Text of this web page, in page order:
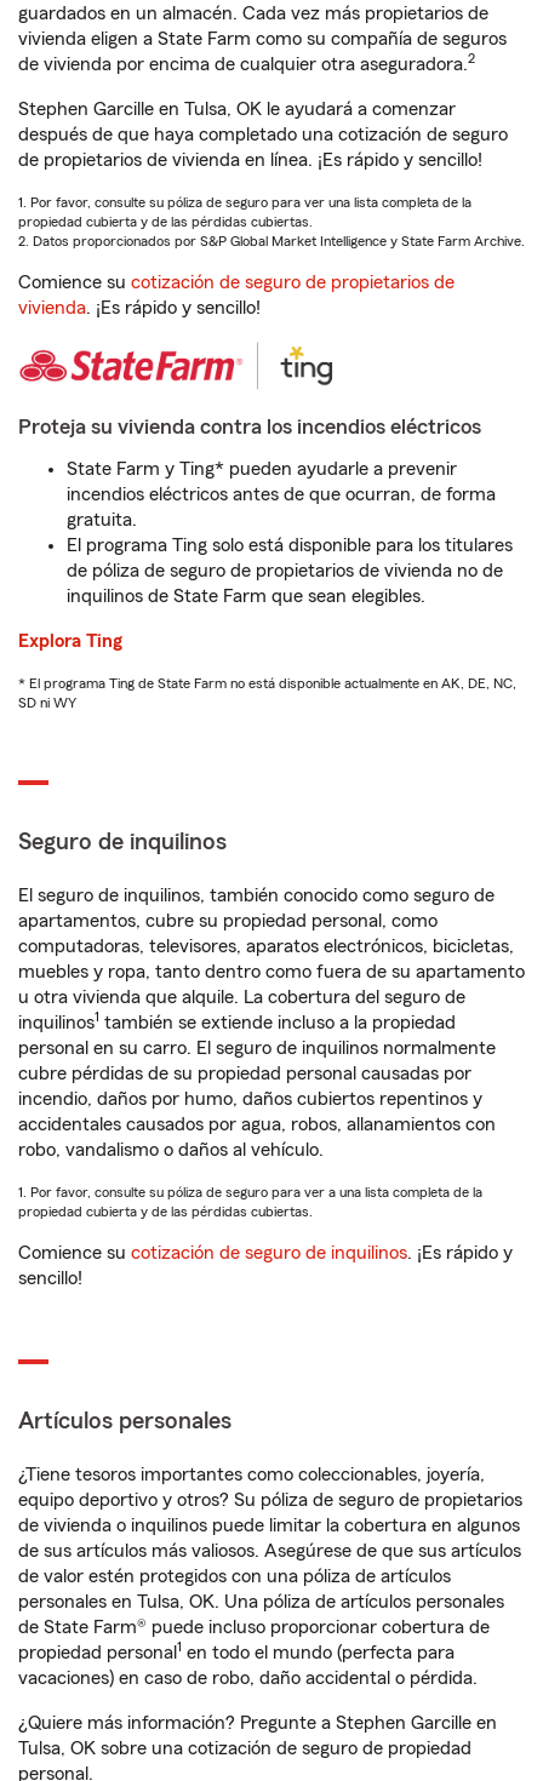
guardados en un almacén. Cada vez más propietarios de
vivienda eligen a State Farm como su compañía de seguros
de vivienda por encima de cualquier otra aseguradora.2
Stephen Garcille en Tulsa, OK le ayudará a comenzar
después de que haya completado una cotización de seguro
de propietarios de vivienda en línea. ¡Es rápido y sencillo!
1. Por favor, consulte su póliza de seguro para ver una lista completa de la
propiedad cubierta y de las pérdidas cubiertas.
2. Datos proporcionados por S&P Global Market Intelligence y State Farm Archive.
Comience su cotización de seguro de propietarios de
vivienda. ¡Es rápido y sencillo!
Proteja su vivienda contra los incendios eléctricos
State Farm y Ting* pueden ayudarle a prevenir
incendios eléctricos antes de que ocurran, de forma
gratuita.
El programa Ting solo está disponible para los titulares
de póliza de seguro de propietarios de vivienda no de
inquilinos de State Farm que sean elegibles.
Explora Ting
* El programa Ting de State Farm no está disponible actualmente en AK, DE, NC,
SD ni WY
Seguro de inquilinos
El seguro de inquilinos, también conocido como seguro de
apartamentos, cubre su propiedad personal, como
computadoras, televisores, aparatos electrónicos, bicicletas,
muebles y ropa, tanto dentro como fuera de su apartamento
u otra vivienda que alquile. La cobertura del seguro de
inquilinos1 también se extiende incluso a la propiedad
personal en su carro. El seguro de inquilinos normalmente
cubre pérdidas de su propiedad personal causadas por
incendio, daños por humo, daños cubiertos repentinos y
accidentales causados por agua, robos, allanamientos con
robo, vandalismo o daños al vehículo.
1. Por favor, consulte su póliza de seguro para ver a una lista completa de la
propiedad cubierta y de las pérdidas cubiertas.
Comience su cotización de seguro de inquilinos. ¡Es rápido y
sencillo!
Artículos personales
¿Tiene tesoros importantes como coleccionables, joyería,
equipo deportivo y otros? Su póliza de seguro de propietarios
de vivienda o inquilinos puede limitar la cobertura en algunos
de sus artículos más valiosos. Asegúrese de que sus artículos
de valor estén protegidos con una póliza de artículos
personales en Tulsa, OK. Una póliza de artículos personales
de State Farm® puede incluso proporcionar cobertura de
propiedad personal 1 en todo el mundo (perfecta para
vacaciones) en caso de robo, daño accidental o pérdida.
¿Quiere más información? Pregunte a Stephen Garcille en
Tulsa, OK sobre una cotización de seguro de propiedad
personal.